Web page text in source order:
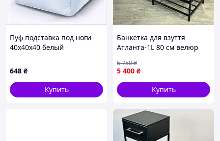
Пуф подставка под ноги
40х40х40 белый
648 ₴
Купить
Банкетка для взуття
Атланта-1L 80 см велюр
9005 :BRASIL:
5 400 ₴
6 750₴
Купить